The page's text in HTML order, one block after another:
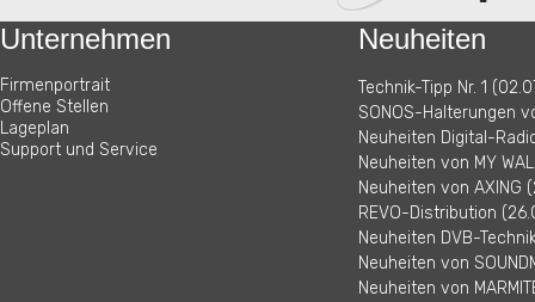
Unternehmen
Firmenportrait
Offene Stellen
Lageplan
Support und Service
Neuheiten
Technik-Tipp Nr. 1
SONOS-Halterungen
Neuheiten Digital-
Neuheiten von MY
Neuheiten von AXING
REVO-Distribution
Neuheiten DVB-
Neuheiten von
Neuheiten von